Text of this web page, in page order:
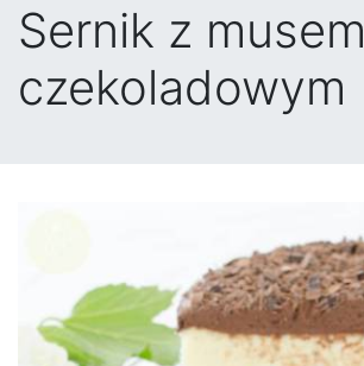
Sernik z musem
czekoladowym